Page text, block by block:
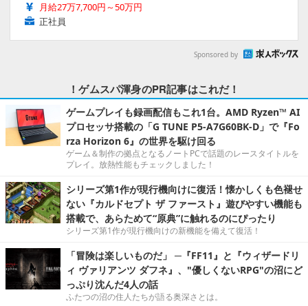
月給27万7,700円～50万円
正社員
Sponsored by
！ゲムスパ渾身のPR記事はこれだ！
ゲームプレイも録画配信もこれ1台。AMD Ryzen™ AI
プロセッサ搭載の「G TUNE P5-A7G60BK-D」で『Fo
rza Horizon 6』の世界を駆け回る
ゲーム＆制作の拠点となるノートPCで話題のレースタイトルを
プレイ。放熱性能もチェックしました！
シリーズ第1作が現行機向けに復活！懐かしくも色褪せ
ない『カルドセプト ザ ファースト』遊びやすい機能も
搭載で、あらためて“原典”に触れるのにぴったり
シリーズ第1作が現行機向けの新機能を備えて復活！
「冒険は楽しいものだ」 ─『FF11』と『ウィザードリ
ィ ヴァリアンツ ダフネ』、"優しくないRPG"の沼にど
っぷり沈んだ4人の話
ふたつの沼の住人たちが語る奥深さとは。